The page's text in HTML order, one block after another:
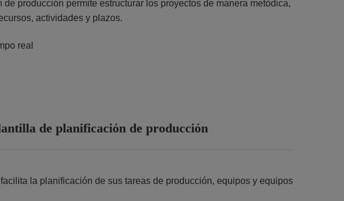
producción permite estructurar los proyectos de manera metódica,
actividades y plazos.
real
de planificación de producción
la planificación de sus tareas de producción, equipos y equipos